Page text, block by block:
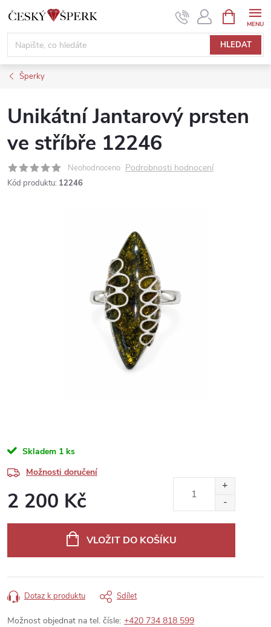
Přejít
obsah
HLEDAT
NÁKUPNÍ
KOŠÍK
Šperky
Unikátní Jantarový prsten
ve stříbře 12246
Neohodnoceno Podrobnosti hodnocení
Kód produktu: 12246
Skladem 1 ks
Možnosti doručení
2 200 Kč
VLOŽIT DO KOŠÍKU
Dotaz k produktu Sdílet
Možnost objednat na tel. čísle: +420 734 818 599